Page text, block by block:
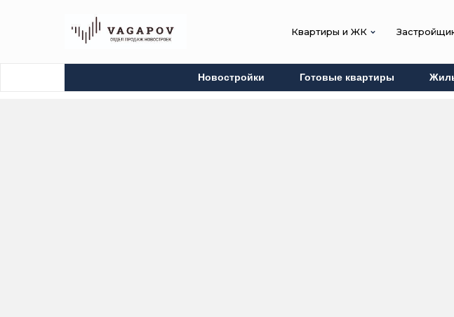
Квартиры и ЖК
Новостройки Готовые квартиры